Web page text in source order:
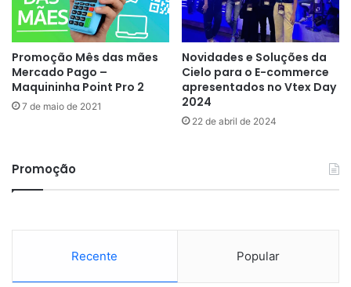
Promoção Mês das mães
Mercado Pago –
Maquininha Point Pro 2
7 de maio de 2021
Novidades e Soluções da
Cielo para o E-commerce
apresentados no Vtex Day
2024
22 de abril de 2024
Promoção
Recente Popular